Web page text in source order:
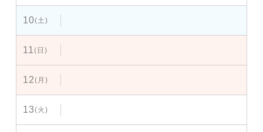
10(土)
11(日)
12(月)
13(火)